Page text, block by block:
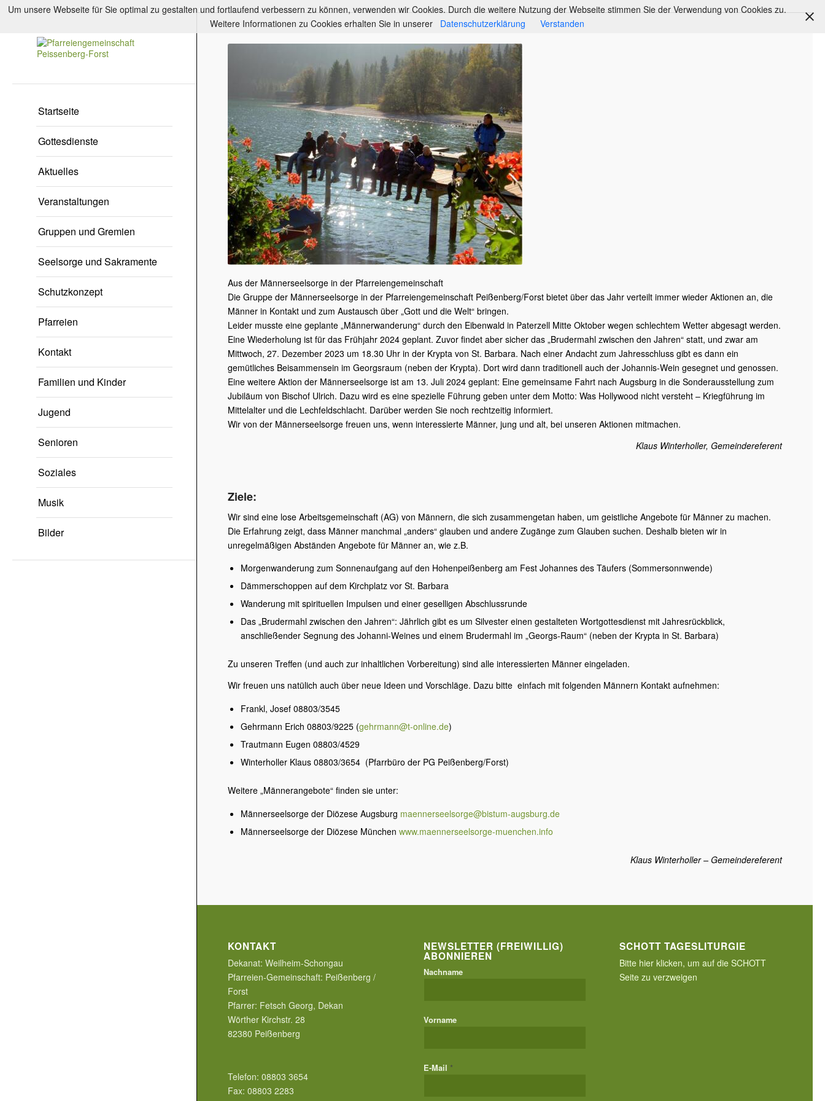
Startseite
Gottesdienste
Aktuelles
Veranstaltungen
Gruppen und Gremien
Seelsorge und Sakramente
Schutzkonzept
Pfarreien
Kontakt
Familien und Kinder
Jugend
Senioren
Soziales
Musik
Bilder
Aus der Männerseelsorge in der Pfarreiengemeinschaft
Die Gruppe der Männerseelsorge in der Pfarreiengemeinschaft Peißenberg/Forst bietet über das Jahr verteilt immer wieder Aktionen an, die
Männer in Kontakt und zum Austausch über „Gott und die Welt“ bringen.
Leider musste eine geplante „Männerwanderung“ durch den Eibenwald in Paterzell Mitte Oktober wegen schlechtem Wetter abgesagt werden.
Eine Wiederholung ist für das Frühjahr 2024 geplant. Zuvor findet aber sicher das „Brudermahl zwischen den Jahren“ statt, und zwar am
Mittwoch, 27. Dezember 2023 um 18.30 Uhr in der Krypta von St. Barbara. Nach einer Andacht zum Jahresschluss gibt es dann ein
gemütliches Beisammensein im Georgsraum (neben der Krypta). Dort wird dann traditionell auch der Johannis-Wein gesegnet und genossen.
Eine weitere Aktion der Männerseelsorge ist am 13. Juli 2024 geplant: Eine gemeinsame Fahrt nach Augsburg in die Sonderausstellung zum
Jubiläum von Bischof Ulrich. Dazu wird es eine spezielle Führung geben unter dem Motto: Was Hollywood nicht versteht – Kriegführung im
Mittelalter und die Lechfeldschlacht. Darüber werden Sie noch rechtzeitig informiert.
Wir von der Männerseelsorge freuen uns, wenn interessierte Männer, jung und alt, bei unseren Aktionen mitmachen.
Klaus Winterholler, Gemeindereferent
Ziele:
Wir sind eine lose Arbeitsgemeinschaft (AG) von Männern, die sich zusammengetan haben, um geistliche Angebote für Männer zu machen.
Die Erfahrung zeigt, dass Männer manchmal „anders“ glauben und andere Zugänge zum Glauben suchen. Deshalb bieten wir in
unregelmäßigen Abständen Angebote für Männer an, wie z.B.
Morgenwanderung zum Sonnenaufgang auf den Hohenpeißenberg am Fest Johannes des Täufers (Sommersonnwende)
Dämmerschoppen auf dem Kirchplatz vor St. Barbara
Wanderung mit spirituellen Impulsen und einer geselligen Abschlussrunde
Das „Brudermahl zwischen den Jahren“: Jährlich gibt es um Silvester einen gestalteten Wortgottesdienst mit Jahresrückblick,
anschließender Segnung des Johanni-Weines und einem Brudermahl im „Georgs-Raum“ (neben der Krypta in St. Barbara)
Zu unseren Treffen (und auch zur inhaltlichen Vorbereitung) sind alle interessierten Männer eingeladen.
Wir freuen uns natülich auch über neue Ideen und Vorschläge. Dazu bitte einfach mit folgenden Männern Kontakt aufnehmen:
Frankl, Josef 08803/3545
Gehrmann Erich 08803/9225 (gehrmann@t-online.de)
Trautmann Eugen 08803/4529
Winterholler Klaus 08803/3654 (Pfarrbüro der PG Peißenberg/Forst)
Weitere „Männerangebote“ finden sie unter:
Männerseelsorge der Diözese Augsburg maennerseelsorge@bistum-augsburg.de
Männerseelsorge der Diözese München www.maennerseelsorge-muenchen.info
Klaus Winterholler – Gemeindereferent
KONTAKT
Dekanat: Weilheim-Schongau
Pfarreien-Gemeinschaft: Peißenberg /
Forst
Pfarrer: Fetsch Georg, Dekan
Wörther Kirchstr. 28
82380 Peißenberg
Telefon: 08803 3654
Fax: 08803 2283
NEWSLETTER (FREIWILLIG)
ABONNIEREN
Nachname
Vorname
E-Mail *
SCHOTT TAGESLITURGIE
Bitte hier klicken, um auf die SCHOTT
Seite zu verzweigen
Um unsere Webseite für Sie optimal zu gestalten und fortlaufend verbessern zu können, verwenden wir Cookies. Durch die weitere Nutzung der Webseite stimmen Sie der Verwendung von Cookies zu.
Weitere Informationen zu Cookies erhalten Sie in unserer
Datenschutzerklärung Verstanden